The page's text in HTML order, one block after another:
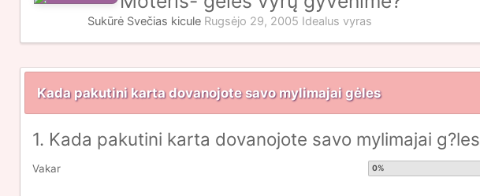
Sukūrė Svečias kicule Rugsėjo 29, 2005 Idealus vyras
Kada pakutini karta dovanojote savo mylimajai gėles
1. Kada pakutini karta dovanojote savo mylimajai g?les
Vakar